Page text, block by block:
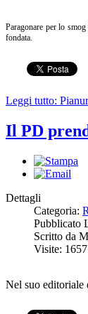
Paragonare per lo
fondata.
Leggi tutto:
Il PD
Dettagli
Categoria:
Pubblicato
Scritto da
Visite: 1657
Nel suo editoriale